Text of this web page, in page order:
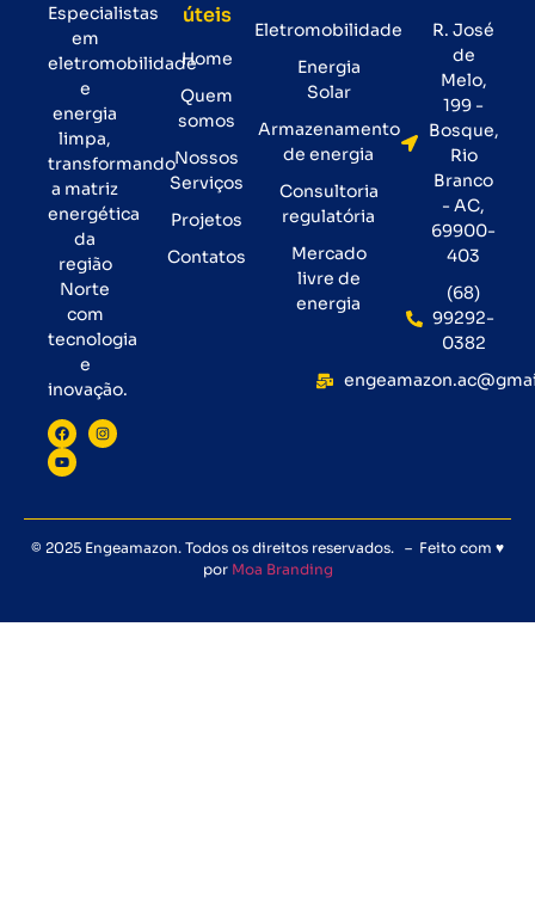
Especialistas
em
eletromobilidade
e
energia
limpa,
transformando
a matriz
energética
da
região
Norte
com
tecnologia
e
inovação.
úteis
Home
Quem
somos
Nossos
Serviços
Projetos
Contatos
Eletromobilidade
Energia
Solar
Armazenamento
de energia
Consultoria
regulatória
Mercado
livre de
energia
R. José
de
Melo,
199 -
Bosque,
Rio
Branco
- AC,
69900-
403
(68)
99292-
0382
© 2025 Engeamazon. Todos os direitos reservados. – Feito com ♥
por Moa Branding